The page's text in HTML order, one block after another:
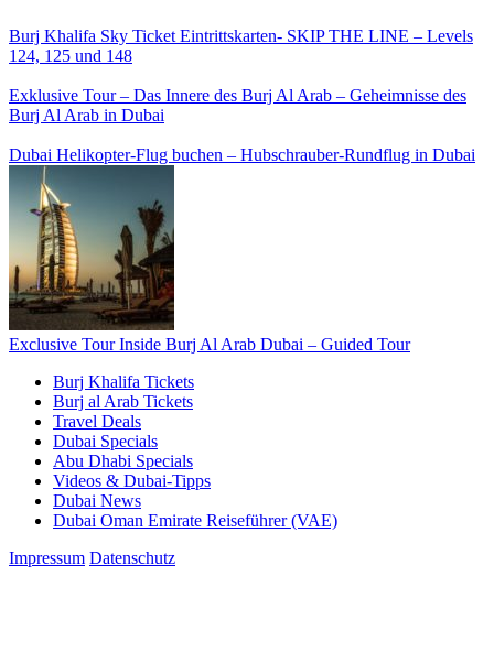
Burj Khalifa Sky Ticket Eintrittskarten- SKIP THE LINE – Levels
124, 125 und 148
Exklusive Tour – Das Innere des Burj Al Arab – Geheimnisse des
Burj Al Arab in Dubai
Dubai Helikopter-Flug buchen – Hubschrauber-Rundflug in Dubai
Exclusive Tour Inside Burj Al Arab Dubai – Guided Tour
Burj Khalifa Tickets
Burj al Arab Tickets
Travel Deals
Dubai Specials
Abu Dhabi Specials
Videos & Dubai-Tipps
Dubai News
Dubai Oman Emirate Reiseführer (VAE)
Impressum Datenschutz